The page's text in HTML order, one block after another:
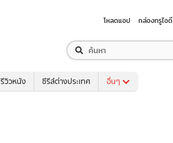
โหลดแอป กล่องทรูไอ
รีวิวหนัง ซีรีส์ต่างประเทศ อื่นๆ